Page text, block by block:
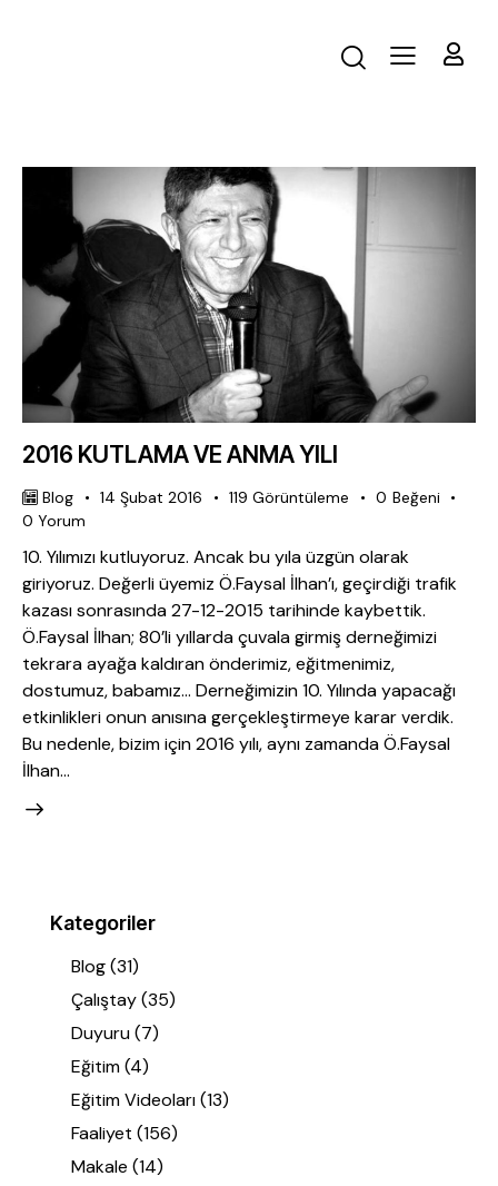
2016 KUTLAMA VE ANMA YILI
Blog 14 Şubat 2016 119 Görüntüleme 0 Beğeni
0 Yorum
10. Yılımızı kutluyoruz. Ancak bu yıla üzgün olarak
giriyoruz. Değerli üyemiz Ö.Faysal İlhan’ı, geçirdiği trafik
kazası sonrasında 27-12-2015 tarihinde kaybettik.
Ö.Faysal İlhan; 80’li yıllarda çuvala girmiş derneğimizi
tekrara ayağa kaldıran önderimiz, eğitmenimiz,
dostumuz, babamız… Derneğimizin 10. Yılında yapacağı
etkinlikleri onun anısına gerçekleştirmeye karar verdik.
Bu nedenle, bizim için 2016 yılı, aynı zamanda Ö.Faysal
İlhan…
Kategoriler
Blog(31)
Çalıştay(35)
Duyuru(7)
Eğitim(4)
Eğitim Videoları(13)
Faaliyet (156)
Makale (14)